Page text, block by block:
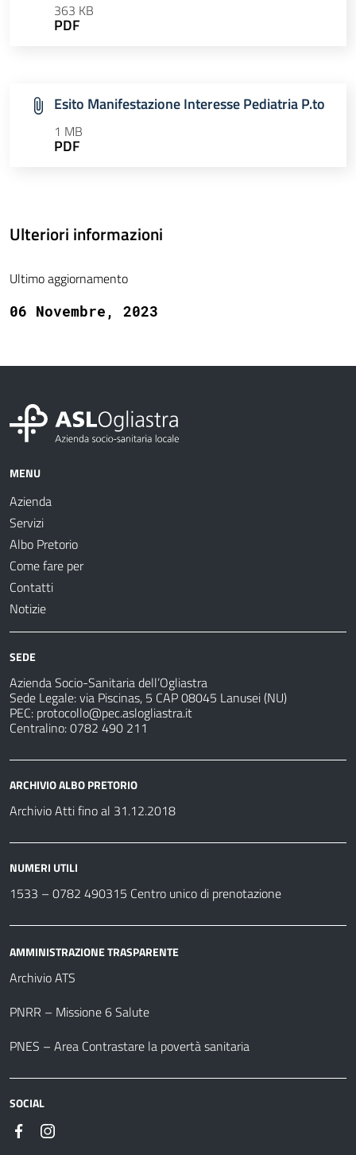
363 KB
PDF
Esito Manifestazione Interesse Pediatria P.to
1 MB
PDF
Ulteriori informazioni
Ultimo aggiornamento
06 Novembre, 2023
MENU
Azienda
Servizi
Albo Pretorio
Come fare per
Contatti
Notizie
SEDE
Azienda Socio-Sanitaria dell’Ogliastra
Sede Legale: via Piscinas, 5 CAP 08045 Lanusei (NU)
PEC: protocollo@pec.aslogliastra.it
Centralino: 0782 490 211
ARCHIVIO ALBO PRETORIO
Archivio Atti fino al 31.12.2018
NUMERI UTILI
1533 – 0782 490315 Centro unico di prenotazione
AMMINISTRAZIONE TRASPARENTE
Archivio ATS
PNRR – Missione 6 Salute
PNES – Area Contrastare la povertà sanitaria
SOCIAL